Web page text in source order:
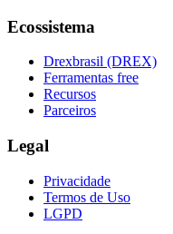
Ecossistema
Drexbrasil (DREX)
Ferramentas free
Recursos
Parceiros
Legal
Privacidade
Termos de Uso
LGPD